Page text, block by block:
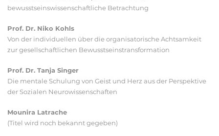
bewusstseinswissenschaftliche Betrachtung
Prof. Dr. Niko Kohls
Von der individuellen über die organisatorische Achtsamkeit
zur gesellschaftlichen Bewusstseinstransformation
Prof. Dr. Tanja Singer
Die mentale Schulung von Geist und Herz aus der Perspektive
der Sozialen Neurowissenschaften
Mounira Latrache
(Titel wird noch bekannt gegeben)